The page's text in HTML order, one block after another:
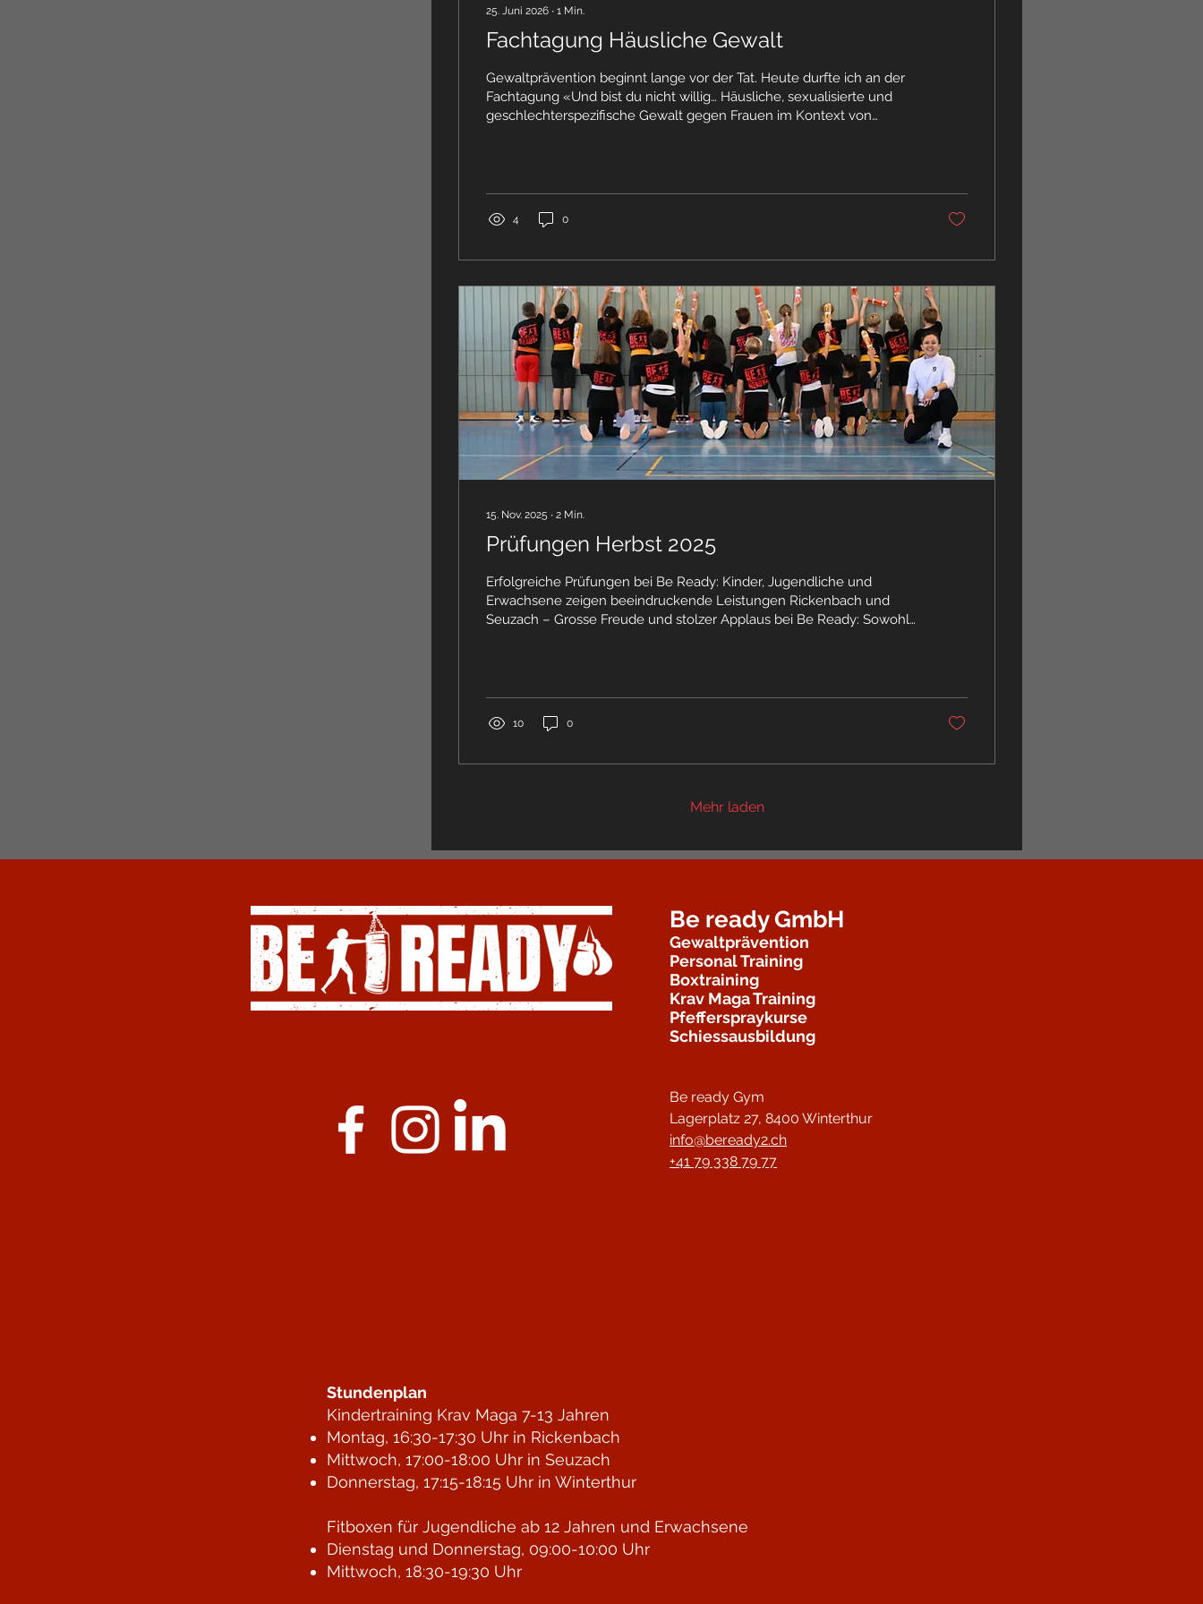
25. Juni 2026 ∙ 1 Min.
Fachtagung Häusliche Gewalt
Gewaltprävention beginnt lange vor der Tat. Heute durfte ich an der
Fachtagung «Und bist du nicht willig… Häusliche, sexualisierte und
geschlechterspezifische Gewalt gegen Frauen im Kontext von
gesellschaftliche und migrationsbedingte Faktoren? Und vor allem:
Wie können wir früher und wirksamer präventiv handeln?...
4 0
15. Nov. 2025 ∙ 2 Min.
Prüfungen Herbst 2025
Erfolgreiche Prüfungen bei Be Ready: Kinder, Jugendliche und
Erwachsene zeigen beeindruckende Leistungen Rickenbach und
Seuzach – Grosse Freude und stolzer Applaus bei Be Ready: Sowohl
Die Trainingsstätte von Be Ready wurde damit zum Schauplatz
beeindruckender sportlicher Leistungen und vieler strahlender...
10 0
Mehr laden
Be ready GmbH
Gewaltprävention
Personal Training
Boxtraining
Krav Maga Training
Pfefferspraykurse
Schiessausbildung
Be ready Gym
Lagerplatz 27, 8400 Winterthur
info@beready2.ch
+41 79 338 79 77
Stundenplan
Kindertraining Krav Maga 7-13 Jahren
Montag, 16:30-17:30 Uhr in Rickenbach
Mittwoch, 17:00-18:00 Uhr in Seuzach
Donnerstag, 17:15-18:15 Uhr in Winterthur
Fitboxen für Jugendliche ab 12 Jahren und Erwachsene
Dienstag und Donnerstag, 09:00-10:00 Uhr
Mittwoch, 18:30-19:30 Uhr